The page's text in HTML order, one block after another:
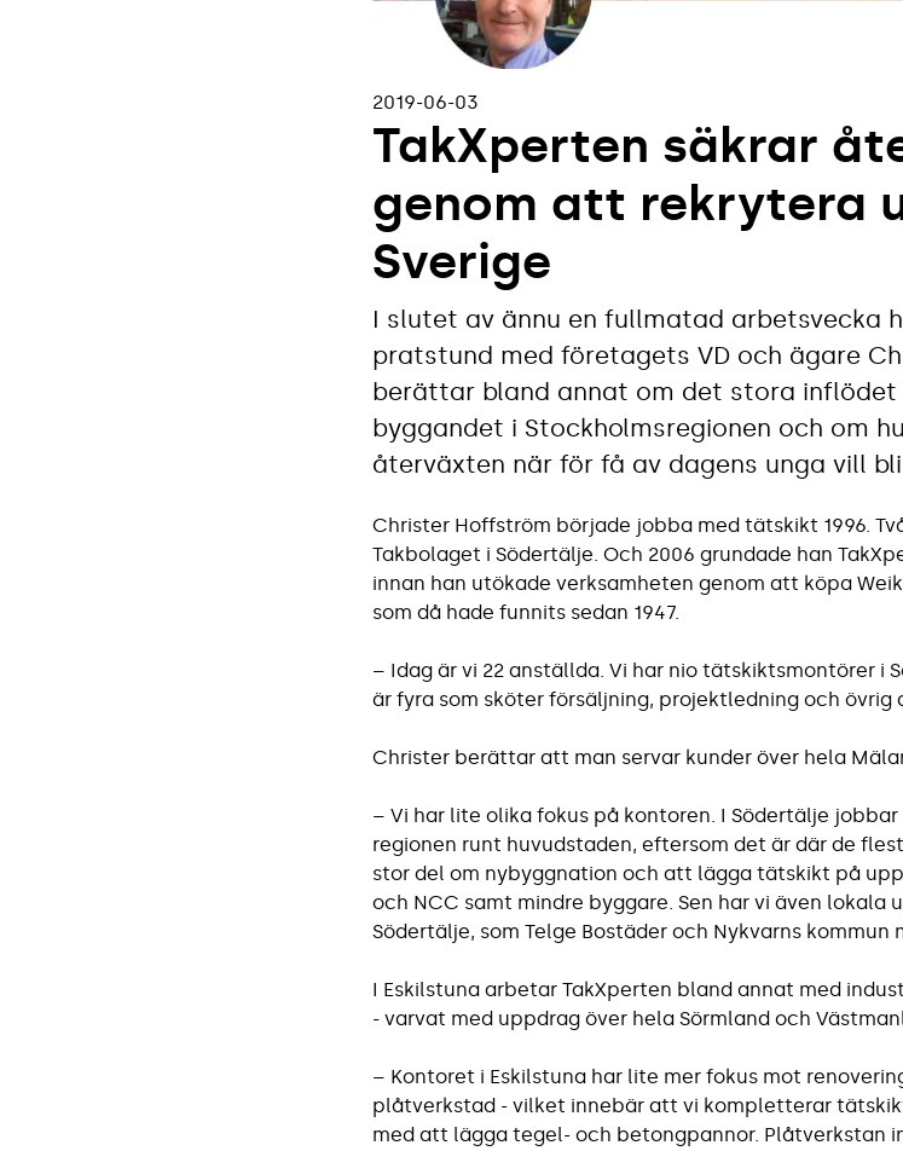
2019-06-03
TakXperten säkrar
genom att rekrytera
Sverige
I slutet av ännu en fullmatad arbetsvecka
pratstund med företagets VD och ägare
berättar bland annat om det stora
byggandet i Stockholmsregionen och om
återväxten när för få av dagens unga vill
Christer Hoffström började jobba med tätskikt 1996.
Takbolaget i Södertälje. Och 2006 grundade han
innan han utökade verksamheten genom att köpa
som då hade funnits sedan 1947.
– Idag är vi 22 anställda. Vi har nio tätskiktsmontörer i
är fyra som sköter försäljning, projektledning och övrig
Christer berättar att man servar kunder över hela
– Vi har lite olika fokus på kontoren. I Södertälje
regionen runt huvudstaden, eftersom det är där de
stor del om nybyggnation och att lägga tätskikt på
och NCC samt mindre byggare. Sen har vi även lokala
Södertälje, som Telge Bostäder och Nykvarns kommun
I Eskilstuna arbetar TakXperten bland annat med
- varvat med uppdrag över hela Sörmland och
– Kontoret i Eskilstuna har lite mer fokus mot
plåtverkstad - vilket innebär att vi kompletterar
med att lägga tegel- och betongpannor. Plåtverkstan